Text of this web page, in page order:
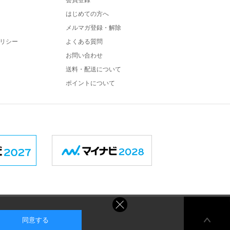
シー
はじめての方へ
メルマガ登録・解除
よくある質問
お問い合わせ
送料・配送について
ポイントについて
同意する